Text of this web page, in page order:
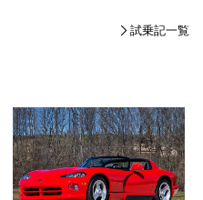
試乗記一覧